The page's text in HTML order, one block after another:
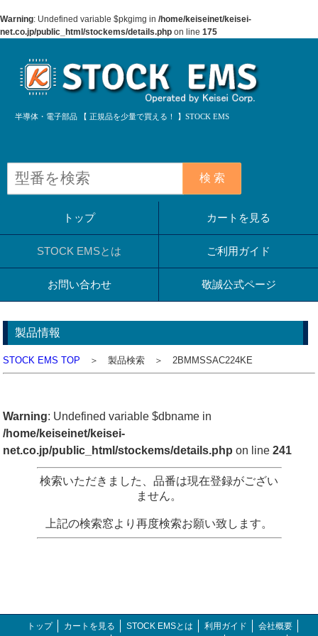
Warning: Undefined variable $pkgimg in /home/keiseinet/keisei-
net.co.jp/public_html/stockems/details.php on line 175
半導体・電子部品 【 正規品を少量で買える！ 】STOCK EMS
検 索
トップ カートを見る
STOCK EMSとは ご利用ガイド
お問い合わせ 敬誠公式ページ
製品情報
STOCK EMS TOP ＞ 製品検索 ＞ 2BMMSSAC224KE
Warning: Undefined variable $dbname in
/home/keiseinet/keisei-
net.co.jp/public_html/stockems/details.php on line241
検索いただきました、品番は現在登録がござい
ません。
上記の検索窓より再度検索お願い致します。
トップ カートを見る STOCK EMSとは 利用ガイド
会社概要